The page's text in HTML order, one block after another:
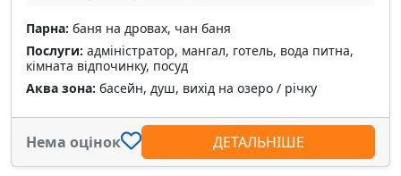
Парна: баня на дровах, чан баня
Послуги: адміністратор, мангал, готель, вода питна,
кімната відпочинку, посуд
Аква зона: басейн, душ, вихід на озеро / річку
Нема оцінок ДЕТАЛЬНІШЕ